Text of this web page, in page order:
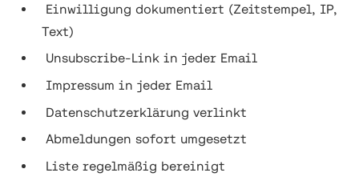
Einwilligung dokumentiert (Zeitstempel, IP,
Text)
Unsubscribe-Link in jeder Email
Impressum in jeder Email
Datenschutzerklärung verlinkt
Abmeldungen sofort umgesetzt
Liste regelmäßig bereinigt